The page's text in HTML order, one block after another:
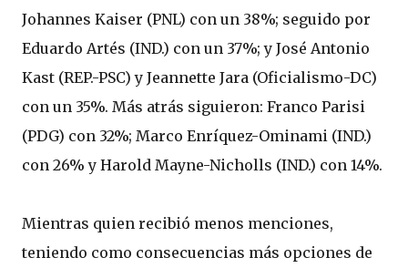
Johannes Kaiser (PNL) con un 38%; seguido por
Eduardo Artés (IND.) con un 37%; y José Antonio
Kast (REP.-PSC) y Jeannette Jara (Oficialismo-DC)
con un 35%. Más atrás siguieron: Franco Parisi
(PDG) con 32%; Marco Enríquez-Ominami (IND.)
con 26% y Harold Mayne-Nicholls (IND.) con 14%.
Mientras quien recibió menos menciones,
teniendo como consecuencias más opciones de